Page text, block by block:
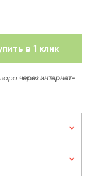
в 1 клик
через интернет-